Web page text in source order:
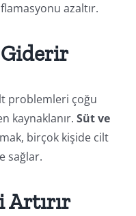
azaltır.
problemleri çoğu
kaynaklanır. Süt ve
birçok kişide cilt
sağlar.
Artırır